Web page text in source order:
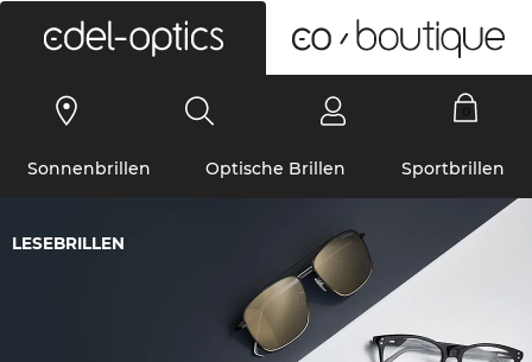
Sonnenbrillen Optische Brillen Sportbrillen
LESEBRILLEN